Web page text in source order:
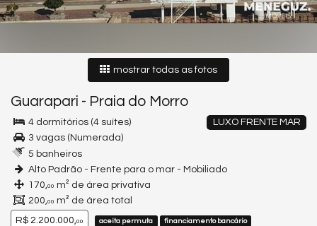
mostrar todas as fotos
Guarapari - Praia do Morro
LUXO FRENTE MAR
4 dormitórios (4 suítes)
3 vagas (Numerada)
5 banheiros
Alto Padrão - Frente para o mar - Mobiliado
170,00 m² de área privativa
200,00 m² de área total
R$ 2.200.000,00 aceita permuta financiamento bancário